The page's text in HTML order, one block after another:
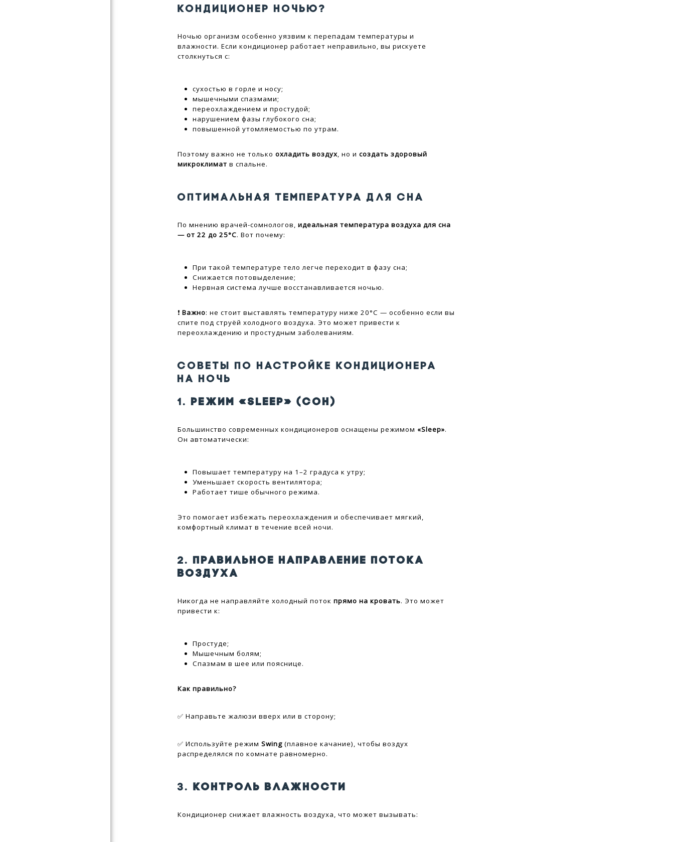
КОНДИЦИОНЕР НОЧЬЮ?
Ночью организм особенно уязвим к перепадам температуры и
влажности. Если кондиционер работает неправильно, вы рискуете
столкнуться с:
сухостью в горле и носу;
мышечными спазмами;
переохлаждением и простудой;
нарушением фазы глубокого сна;
повышенной утомляемостью по утрам.
Поэтому важно не толькоохладить воздух, но исоздать здоровый
микроклимат в спальне.
ОПТИМАЛЬНАЯ ТЕМПЕРАТУРА ДЛЯ СНА
По мнению врачей-сомнологов,идеальная температура воздуха для сна
— от 22 до 25°C. Вот почему:
При такой температуре тело легче переходит в фазу сна;
Снижается потовыделение;
Нервная система лучше восстанавливается ночью.
❗Важно: не стоит выставлять температуру ниже 20°C — особенно если вы
спите под струёй холодного воздуха. Это может привести к
переохлаждению и простудным заболеваниям.
СОВЕТЫ ПО НАСТРОЙКЕ КОНДИЦИОНЕРА
НА НОЧЬ
1.РЕЖИМ «SLEEP» (СОН)
Большинство современных кондиционеров оснащены режимом «Sleep».
Он автоматически:
Повышает температуру на 1–2 градуса к утру;
Уменьшает скорость вентилятора;
Работает тише обычного режима.
Это помогает избежать переохлаждения и обеспечивает мягкий,
комфортный климат в течение всей ночи.
2.ПРАВИЛЬНОЕ НАПРАВЛЕНИЕ ПОТОКА
ВОЗДУХА
Никогда не направляйте холодный потокпрямо на кровать. Это может
привести к:
Простуде;
Мышечным болям;
Спазмам в шее или пояснице.
Как правильно?
✅ Направьте жалюзи вверх или в сторону;
✅ Используйте режимSwing (плавное качание), чтобы воздух
распределялся по комнате равномерно.
3.КОНТРОЛЬ ВЛАЖНОСТИ
Кондиционер снижает влажность воздуха, что может вызывать: